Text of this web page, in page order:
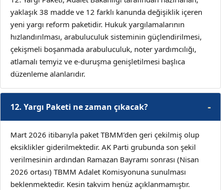
yaklaşık 38 madde ve 12 farklı kanunda değişiklik içeren
yeni yargı reform paketidir. Hukuk yargılamalarının
hızlandırılması, arabuluculuk sisteminin güçlendirilmesi,
çekişmeli boşanmada arabuluculuk, noter yardımcılığı,
atlamalı temyiz ve e-duruşma genişletilmesi başlıca
düzenleme alanlarıdır.
12. Yargı Paketi ne zaman çıkacak?
Mart 2026 itibarıyla paket TBMM’den geri çekilmiş olup
eksiklikler giderilmektedir. AK Parti grubunda son şekil
verilmesinin ardından Ramazan Bayramı sonrası (Nisan
2026 ortası) TBMM Adalet Komisyonuna sunulması
beklenmektedir. Kesin takvim henüz açıklanmamıştır.